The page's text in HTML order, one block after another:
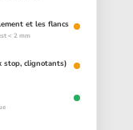
et les flancs
< 2 mm
stop, clignotants)